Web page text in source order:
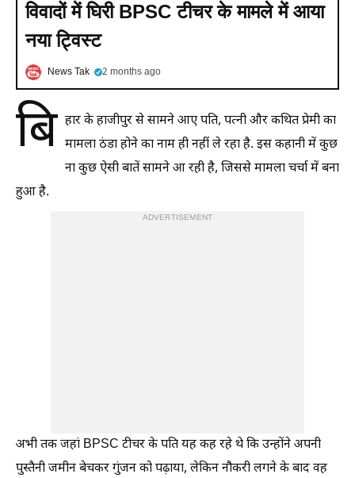
विवादों में घिरी BPSC टीचर के मामले में आया
नया ट्विस्ट
News Tak 2 months ago
बि हार के हाजीपुर से सामने आए पति, पत्नी और कथित प्रेमी का
मामला ठंडा होने का नाम ही नहीं ले रहा है. इस कहानी में कुछ
ना कुछ ऐसी बातें सामने आ रही है, जिससे मामला चर्चा में बना
हुआ है.
ADVERTISEMENT
अभी तक जहां BPSC टीचर के पति यह कह रहे थे कि उन्होंने अपनी
पुस्तैनी जमीन बेचकर गुंजन को पढ़ाया, लेकिन नौकरी लगने के बाद वह